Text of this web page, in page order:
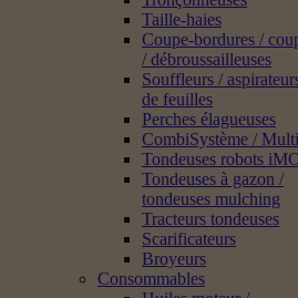
Taille-haies
Coupe-bordures /
/ débroussailleuses
Souffleurs /
de feuilles
Perches élagueuses
CombiSystème /
Tondeuses robots
Tondeuses à gazon /
tondeuses mulching
Tracteurs tondeuses
Scarificateurs
Broyeurs
Consommables